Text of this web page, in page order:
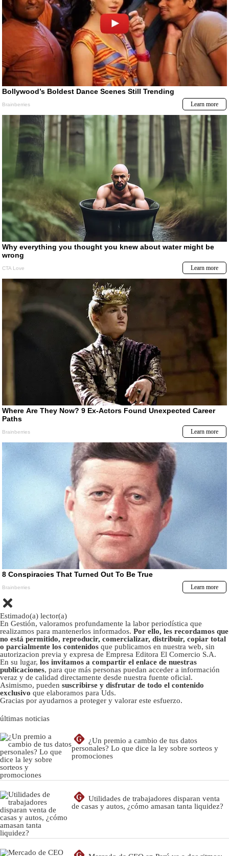
Estimado(a) lector(a)
En Gestión, valoramos profundamente la labor periodística que
realizamos para mantenerlos informados. Por ello, les recordamos que
no está permitido, reproducir, comercializar, distribuir, copiar total
o parcialmente los contenidos que publicamos en nuestra web, sin
autorizacion previa y expresa de Empresa Editora El Comercio S.A.
En su lugar, los invitamos a compartir el enlace de nuestras
publicaciones, para que más personas puedan acceder a información
veraz y de calidad directamente desde nuestra fuente oficial.
Asimismo, pueden suscribirse y disfrutar de todo el contenido
exclusivo que elaboramos para Uds.
Gracias por ayudarnos a proteger y valorar este esfuerzo.
últimas noticias
G
¿Un premio a cambio de tus datos
personales? Lo que dice la ley sobre sorteos y
promociones
G
Utilidades de trabajadores disparan venta
de casas y autos, ¿cómo amasan tanta liquidez?